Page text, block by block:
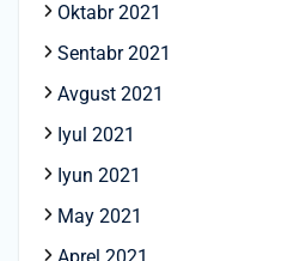
Oktabr 2021
Sentabr 2021
Avgust 2021
Iyul 2021
Iyun 2021
May 2021